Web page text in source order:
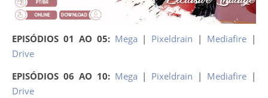
EPISÓDIOS 01 AO 05: Mega | Pixeldrain | Mediafire |
Drive
EPISÓDIOS 06 AO 10: Mega | Pixeldrain | Mediafire |
Drive